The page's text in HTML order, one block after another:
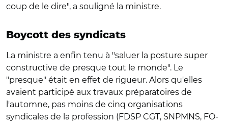
coup de le dire", a souligné la ministre.
Boycott des syndicats
La ministre a enfin tenu à "saluer la posture super
constructive de presque tout le monde". Le
"presque" était en effet de rigueur. Alors qu'elles
avaient participé aux travaux préparatoires de
l'automne, pas moins de cinq organisations
syndicales de la profession (FDSP CGT, SNPMNS, FO-